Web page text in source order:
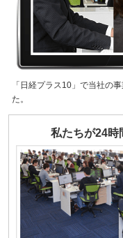
「日経プラス10」で当社の
た。
私たちが24時